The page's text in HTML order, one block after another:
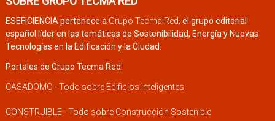
ESEFICIENCIA pertenece a Grupo Tecma Red, el grupo editorial
español líder en las temáticas de Sostenibilidad, Energía y Nuevas
Tecnologías en la Edificación y la Ciudad.
Portales de Grupo Tecma Red:
CASADOMO - Todo sobre Edificios Inteligentes
CONSTRUIBLE - Todo sobre Construcción Sostenible